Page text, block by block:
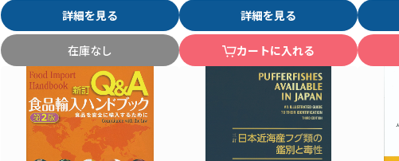
詳細を見る
在庫なし
詳細を見る
カートに入れる